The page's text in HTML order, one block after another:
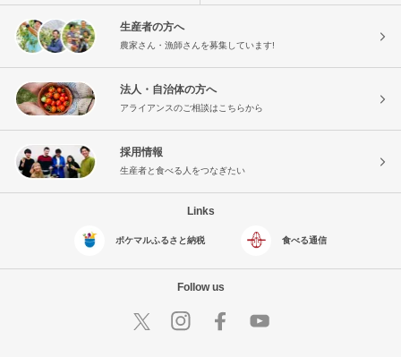
生産者の方へ
農家さん・漁師さんを募集しています!
法人・自治体の方へ
アライアンスのご相談はこちらから
採用情報
生産者と食べる人をつなぎたい
Links
ポケマルふるさと納税 食べる通信
Follow us